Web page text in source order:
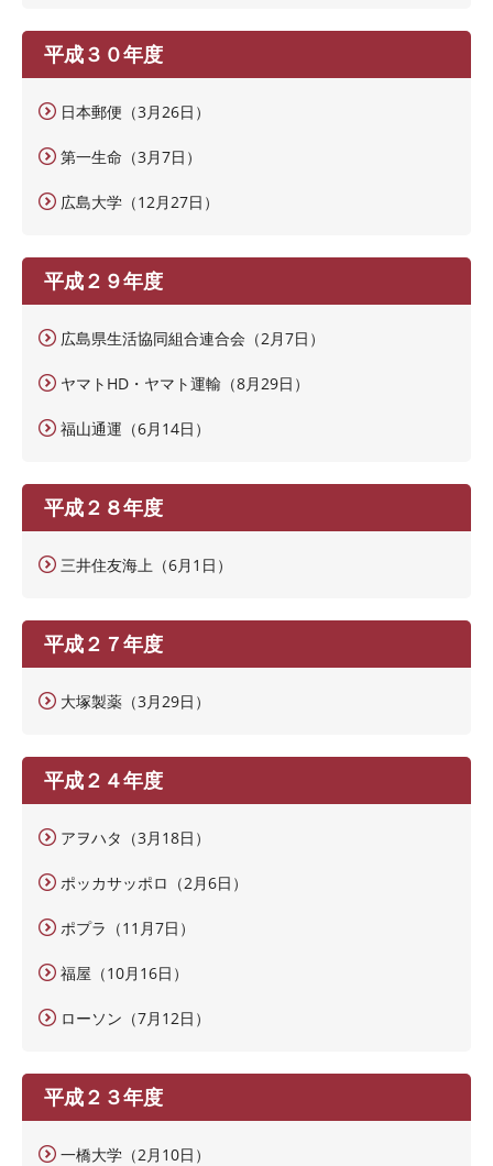
平成３０年度
日本郵便（3月26日）
第一生命（3月7日）
広島大学（12月27日）
平成２９年度
広島県生活協同組合連合会（2月7日）
ヤマトHD・ヤマト運輸（8月29日）
福山通運（6月14日）
平成２８年度
三井住友海上（6月1日）
平成２７年度
大塚製薬（3月29日）
平成２４年度
アヲハタ（3月18日）
ポッカサッポロ（2月6日）
ポプラ（11月7日）
福屋（10月16日）
ローソン（7月12日）
平成２３年度
一橋大学（2月10日）